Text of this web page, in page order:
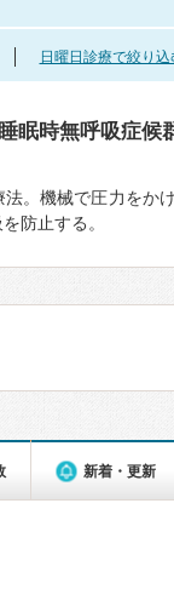
日曜日診療で絞り
眠時無呼吸症候
。機械で圧力をか
防止する。
新着・更新